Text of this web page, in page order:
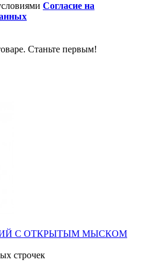
Согласие на
Станьте первым!
С ОТКРЫТЫМ МЫСКОМ
строчек